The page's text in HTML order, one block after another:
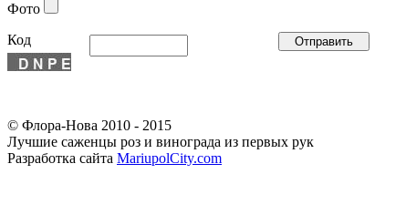
Фото
Код
© Флора-Нова 2010 - 2015
Лучшие саженцы роз и винограда из первых рук
Разработка сайта MariupolCity.com